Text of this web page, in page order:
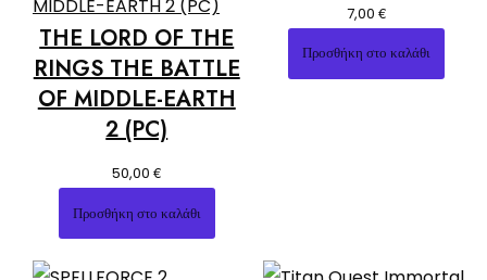
THE LORD OF THE
RINGS THE BATTLE
OF MIDDLE-EARTH
2 (PC)
50,00€
Προσθήκη στο καλάθι
7,00€
Προσθήκη στο καλάθι